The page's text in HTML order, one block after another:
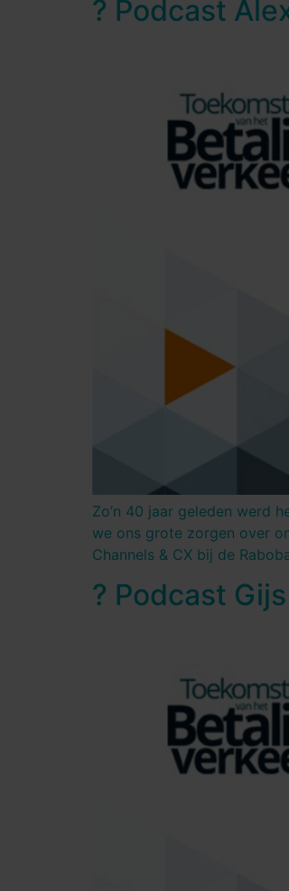
?️ Podcast
Zo’n 40 jaar geleden werd
we ons grote zorgen over
Channels & CX bij de
?️ Podcast